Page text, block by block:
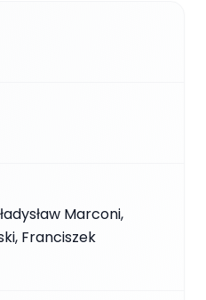
Marconi,
Franciszek